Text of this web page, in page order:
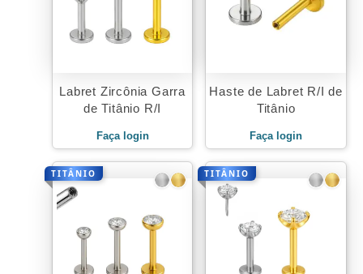
Labret Zircônia Garra
de Titânio R/I
Faça login
Haste de Labret R/I de
Titânio
Faça login
TITÂNIO TITÂNIO